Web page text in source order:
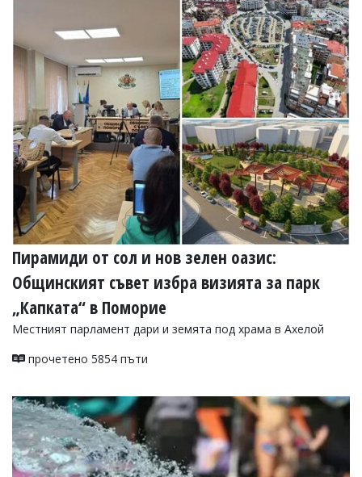
Пирамиди от сол и нов зелен оазис:
Общинският съвет избра визията за парк
„Капката“ в Поморие
Местният парламент дари и земята под храма в Ахелой
прочетено 5854 пъти